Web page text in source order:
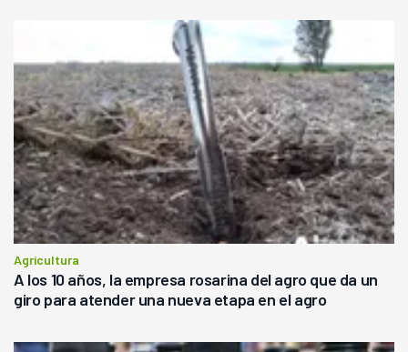
Agricultura
A los 10 años, la empresa rosarina del agro que da un
giro para atender una nueva etapa en el agro